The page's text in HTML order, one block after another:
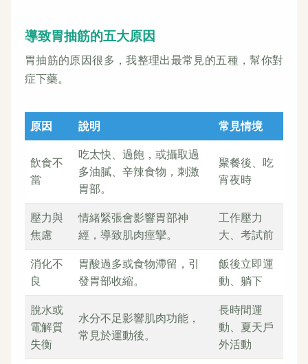
導致胃抽筋的五大原因
胃抽筋的原因很多，我整理出最常見的五種，幫你對
症下藥。
原因 說明 常見情境
飲食不
當
吃太快、過飽，或攝取過
多油膩、辛辣食物，刺激
胃部。
聚餐後、吃
宵夜時
壓力與
焦慮
情緒緊張會影響胃部神
經，導致肌肉痙攣。
工作壓力
大、考試前
消化不
良
胃酸過多或食物滯留，引
發胃部收縮。
飯後立即運
動、躺下
脫水或
電解質
失衡
水分不足影響肌肉功能，
常見於運動後。
長時間運
動、夏天戶
外活動